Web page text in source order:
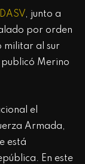
, junto a
por orden
militar al sur
Merino
el
Armada,
está
En este